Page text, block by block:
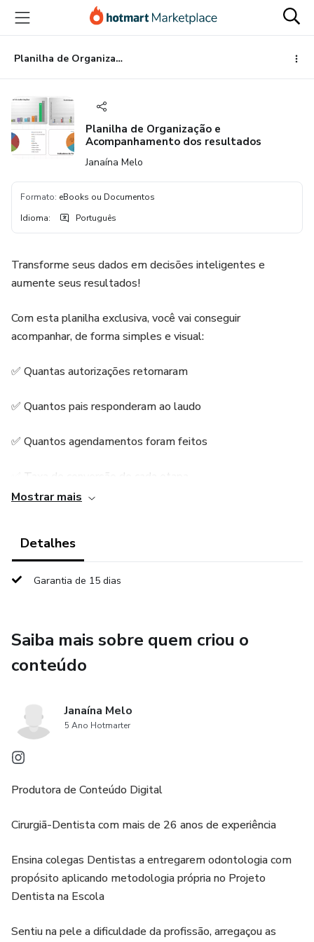
para
conteúdo
principal
para
pagamento
para
rodapé
Planilha de Organização e Acompanhamento dos resultados
Planilha de Organização e
Acompanhamento dos resultados
Janaína Melo
Formato: eBooks ou Documentos
Idioma: Português
Transforme seus dados em decisões inteligentes e
aumente seus resultados!
Com esta planilha exclusiva, você vai conseguir
acompanhar, de forma simples e visual:
✅ Quantas autorizações retornaram
✅ Quantos pais responderam ao laudo
✅ Quantos agendamentos foram feitos
✅ Taxa de conversão de cada etapa
💡 Por que essa planilha é um divisor de águas?
No Projeto Dentista na Escola, a coleta de dados é
estruturada com fórmulas automáticas e campos prontos,
para que você só precise preencher — e tenha as métricas
calculadas na hora.
Você vai poder:
📌 Revisar seus resultados com clareza
agendaram
📌 Planejar próximas visitas com base em dados reais
Não dependa da memória para avaliar seus resultados.
Mostrar mais
Detalhes
Garantia de 15 dias
Saiba mais sobre quem criou o
conteúdo
Janaína Melo
5 Ano Hotmarter
Produtora de Conteúdo Digital
Cirurgiã-Dentista com mais de 26 anos de experiência
Ensina colegas Dentistas a entregarem odontologia com
propósito aplicando metodologia própria no Projeto
Dentista na Escola
Sentiu na pele a dificuldade da profissão, arregaçou as